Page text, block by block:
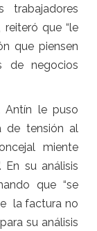
que “le
que piensen
de negocios
Antín le puso
de tensión al
miente
En su análisis
que “se
la factura no
su análisis